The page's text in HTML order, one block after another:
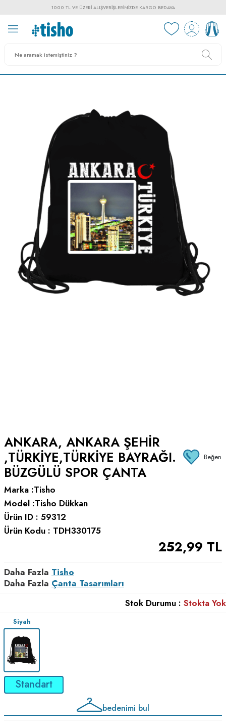
1000 TL VE ÜZERI ALIŞVERIŞLERINIZDE KARGO BEDAVA
ANKARA, ANKARA ŞEHIR
,TÜRKIYE,TÜRKIYE BAYRAĞI.
BÜZGÜLÜ SPOR ÇANTA
Beğen
Marka :Tisho
Model :Tisho Dükkan
Ürün ID : 59312
Ürün Kodu : TDH330175
252,99 TL
Daha Fazla Tisho
Daha Fazla Çanta Tasarımları
Stok Durumu : Stokta Yok
Siyah
Standart
bedenimi bul